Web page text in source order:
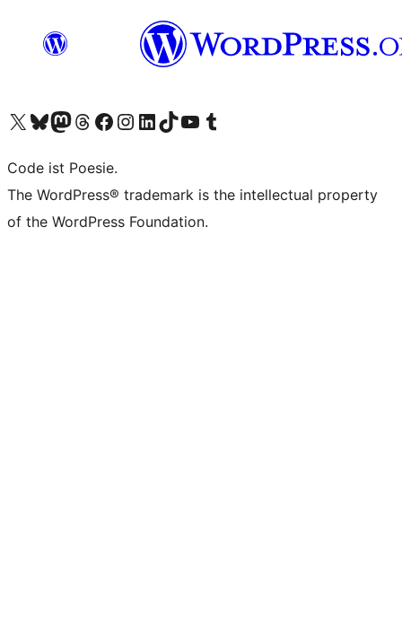
Visit our X (formerly Twitter) account
Visit our Bluesky account
Visit our Mastodon account
Visit our Threads account
Visit our Facebook page
Visit our Instagram account
Visit our LinkedIn account
Visit our TikTok account
Visit our YouTube channel
Visit our Tumblr account
Code ist Poesie.
The WordPress® trademark is the intellectual property
of the WordPress Foundation.